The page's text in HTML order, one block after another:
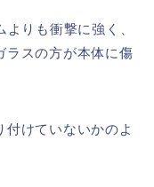
りも衝撃に強く、
ラスの方が本体に傷
付けていないかのよ